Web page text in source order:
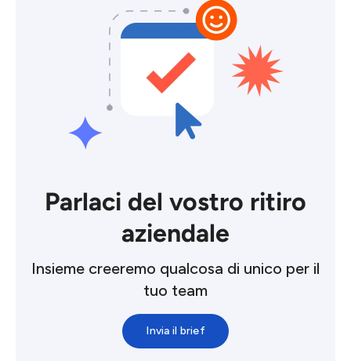
Parlaci del vostro ritiro
aziendale
Insieme creeremo qualcosa di unico per il
tuo team
Invia il brief